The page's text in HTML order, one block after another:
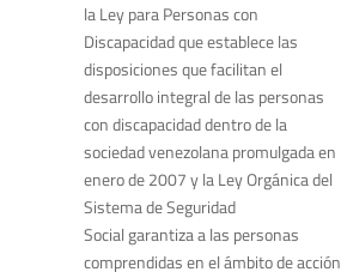
la Ley para Personas con
Discapacidad que establece las
disposiciones que facilitan el
desarrollo integral de las personas
con discapacidad dentro de la
sociedad venezolana promulgada en
enero de 2007 y la Ley Orgánica del
Sistema de Seguridad
Social garantiza a las personas
comprendidas en el ámbito de acción